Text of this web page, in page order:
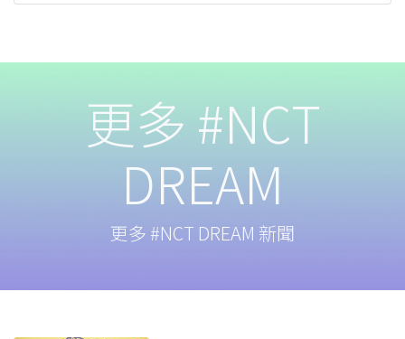
更多 #NCT
DREAM
更多 #NCT DREAM 新聞